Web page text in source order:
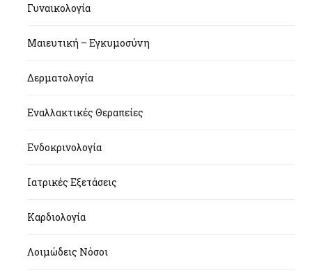
Γυναικολογία
Μαιευτική – Εγκυμοσύνη
Δερματολογία
Εναλλακτικές Θεραπείες
Ενδοκρινολογία
Ιατρικές Εξετάσεις
Καρδιολογία
Λοιμώδεις Νόσοι